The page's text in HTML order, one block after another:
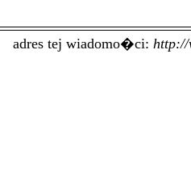
adres tej wiadomo�ci: http://